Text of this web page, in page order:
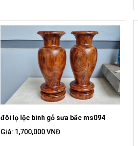
đôi lọ lộc bình gỗ sưa bắc ms094
Giá: 1,700,000 VNĐ